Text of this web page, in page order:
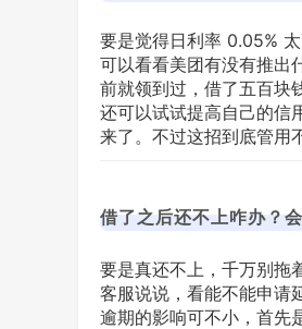
要是觉得日利率 0.05%
可以看看美团有没有推出
前就领到过，借了五百块
还可以试试提高自己的信
来了。不过这招到底管用
借了之后还不上咋办？
要是真还不上，千万别拖
客服说说，看能不能申请
逾期的影响可不小，首先